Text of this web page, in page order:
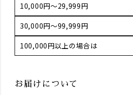
お届けについて
10,000円～29,999円
30,000円～99,999円
100,000円以上の場合は